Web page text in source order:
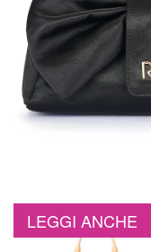
LEGGI ANCHE